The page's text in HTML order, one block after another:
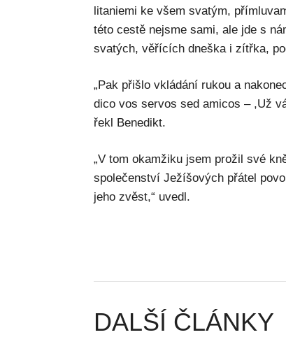
litaniemi ke všem svatým,
této cestě nejsme sami, ale jde s
svatých, věřících dneška i zítřka,
„Pak přišlo vkládání rukou a
dico vos servos sed amicos – ,Už
řekl Benedikt.
„V tom okamžiku jsem prožil své
společenství Ježíšových přátel
jeho zvěst,“ uvedl.
DALŠÍ ČLÁNKY